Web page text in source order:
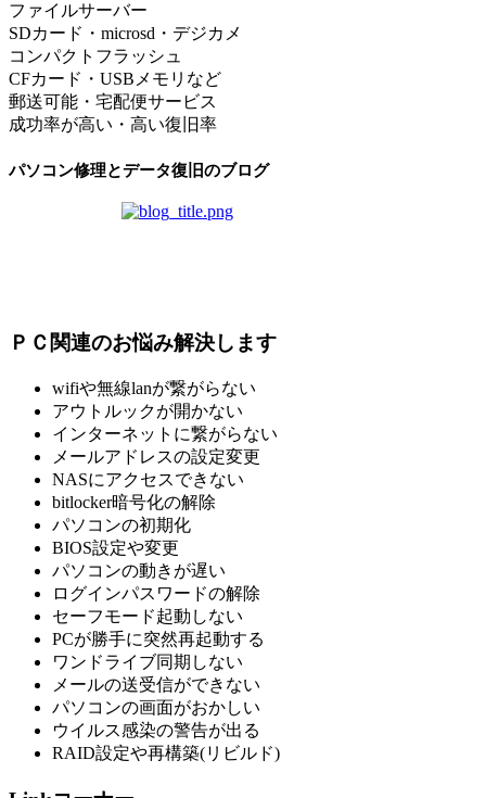
ファイルサーバー
SDカード・microsd・デジカメ
コンパクトフラッシュ
CFカード・USBメモリなど
郵送可能・宅配便サービス
成功率が高い・高い復旧率
パソコン修理とデータ復旧のブログ
ＰＣ関連のお悩み解決します
wifiや無線lanが繋がらない
アウトルックが開かない
インターネットに繋がらない
メールアドレスの設定変更
NASにアクセスできない
bitlocker暗号化の解除
パソコンの初期化
BIOS設定や変更
パソコンの動きが遅い
ログインパスワードの解除
セーフモード起動しない
PCが勝手に突然再起動する
ワンドライブ同期しない
メールの送受信ができない
パソコンの画面がおかしい
ウイルス感染の警告が出る
RAID設定や再構築(リビルド)